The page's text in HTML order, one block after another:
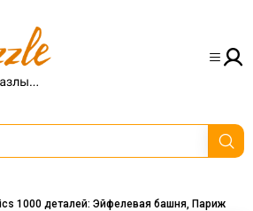
1000 деталей: Эйфелевая башня, Париж